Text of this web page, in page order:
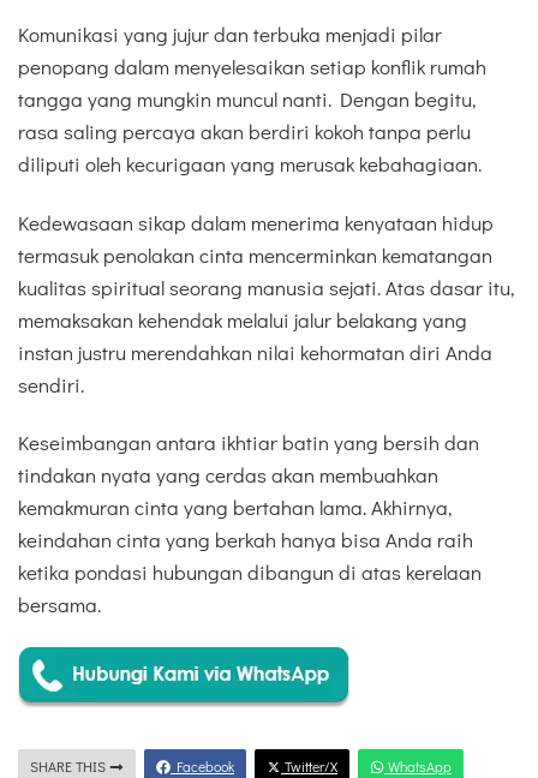
Komunikasi yang jujur dan terbuka menjadi pilar
penopang dalam menyelesaikan setiap konflik rumah
tangga yang mungkin muncul nanti. Dengan begitu,
rasa saling percaya akan berdiri kokoh tanpa perlu
diliputi oleh kecurigaan yang merusak kebahagiaan.
Kedewasaan sikap dalam menerima kenyataan hidup
termasuk penolakan cinta mencerminkan kematangan
kualitas spiritual seorang manusia sejati. Atas dasar itu,
memaksakan kehendak melalui jalur belakang yang
instan justru merendahkan nilai kehormatan diri Anda
sendiri.
Keseimbangan antara ikhtiar batin yang bersih dan
tindakan nyata yang cerdas akan membuahkan
kemakmuran cinta yang bertahan lama. Akhirnya,
keindahan cinta yang berkah hanya bisa Anda raih
ketika pondasi hubungan dibangun di atas kerelaan
bersama.
SHARE THIS Facebook Twitter/X WhatsApp